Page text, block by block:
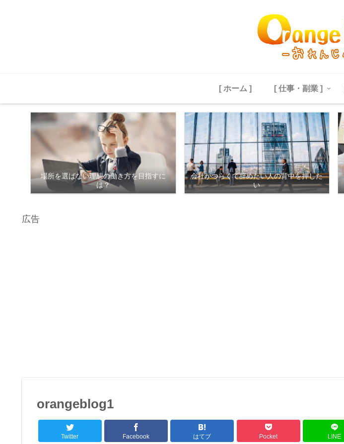
[ ホーム ] [ 仕事・副業 ]
場所を選ばない理想の働き方を目指すに
は？
会社がつらくて辞めたい人の背中を押した
い
広告
orangeblog1
Twitter Facebook はてブ Pocket LINE